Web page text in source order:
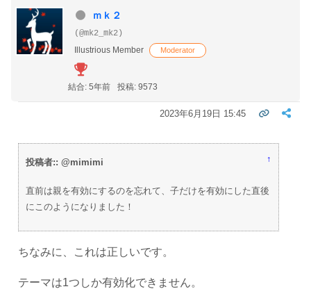
ｍｋ２
(@mk2_mk2)
Illustrious Member
Moderator
結合: 5年前 投稿: 9573
2023年6月19日 15:45
投稿者:: @mimimi ↑
直前は親を有効にするのを忘れて、子だけを有効にした直後
にこのようになりました！
ちなみに、これは正しいです。
テーマは1つしか有効化できません。